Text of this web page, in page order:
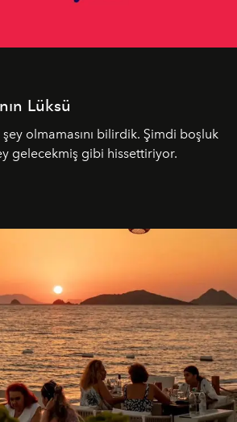
Lüksü
olmamasını bilirdik. Şimdi boşluk
gelecekmiş gibi hissettiriyor.